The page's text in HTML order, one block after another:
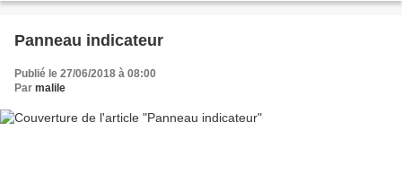
Panneau indicateur
Publié le 27/06/2018 à 08:00
Par malile